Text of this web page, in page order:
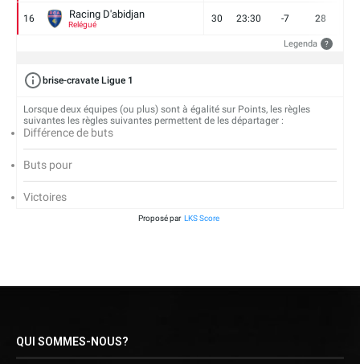
16 Racing D'abidjan
Relégué
30 23:30 -7 28
Legenda ?
brise-cravate Ligue 1
Lorsque deux équipes (ou plus) sont à égalité sur Points, les règles
suivantes les règles suivantes permettent de les départager :
Différence de buts
Buts pour
Victoires
Proposé par LKS Score
QUI SOMMES-NOUS?